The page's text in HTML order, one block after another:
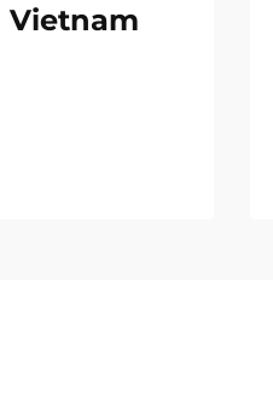
Vietnam